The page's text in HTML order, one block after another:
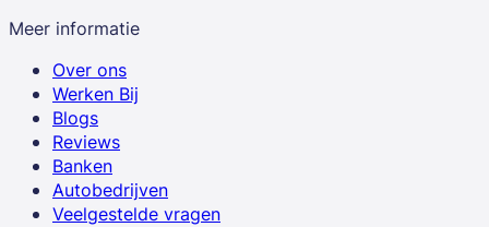
Meer informatie
Over ons
Werken Bij
Blogs
Reviews
Banken
Autobedrijven
Veelgestelde vragen